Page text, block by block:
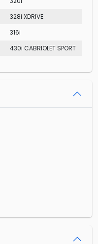
328i XDRIVE
316i
430i CABRIOLET SPORT